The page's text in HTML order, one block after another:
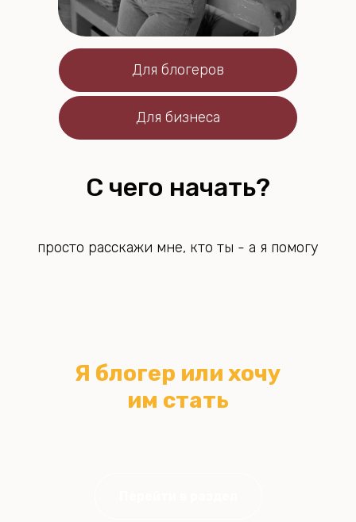
Для блогеров
Для бизнеса
С чего начать?
просто расскажи мне, кто ты - а я помогу
Я блогер или хочу
им стать